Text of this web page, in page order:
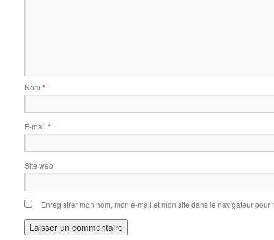
Nom *
E-mail *
Site web
Enregistrer mon nom, mon e-mail et mon site dans le navigateur